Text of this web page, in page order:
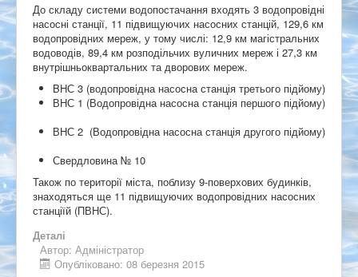
До складу системи водопостачання входять 3 водопровідні
насосні станції, 11 підвищуючих насосних станцій, 129,6 км
водопровідних мереж, у тому числі: 12,9 км магістральних
водоводів, 89,4 км розподільчих вуличних мереж і 27,3 км
внутрішньоквартальних та дворових мереж.
BHС 3 (водопровідна насосна станція третього підйому)
ВНС 1 (Водопровідна насосна станція першого підйому)
ВНС 2 (Водопровідна насосна станція другого підйому)
Свердловина № 10
Також по території міста, поблизу 9-поверхових будинків,
знаходяться ще 11 підвищуючих водопровідних насосних
станціїй (ПВНС).
Деталі
Автор: Адміністратор
Опубліковано: 08 березня 2015